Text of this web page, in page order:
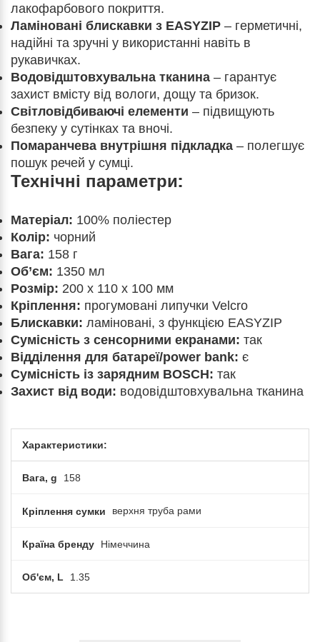
лакофарбового покриття.
Ламіновані блискавки з EASYZIP – герметичні,
надійні та зручні у використанні навіть в
рукавичках.
Водовідштовхувальна тканина – гарантує
захист вмісту від вологи, дощу та бризок.
Світловідбиваючі елементи – підвищують
безпеку у сутінках та вночі.
Помаранчева внутрішня підкладка – полегшує
пошук речей у сумці.
Технічні параметри:
Матеріал: 100% поліестер
Колір: чорний
Вага: 158 г
Об’єм: 1350 мл
Розмір: 200 x 110 x 100 мм
Кріплення: прогумовані липучки Velcro
Блискавки: ламіновані, з функцією EASYZIP
Сумісність з сенсорними екранами: так
Відділення для батареї/power bank: є
Сумісність із зарядним BOSCH: так
Захист від води: водовідштовхувальна тканина
Характеристики:
Вага, g 158
Кріплення сумки верхня труба рами
Країна бренду Німеччина
Об'єм, L 1.35